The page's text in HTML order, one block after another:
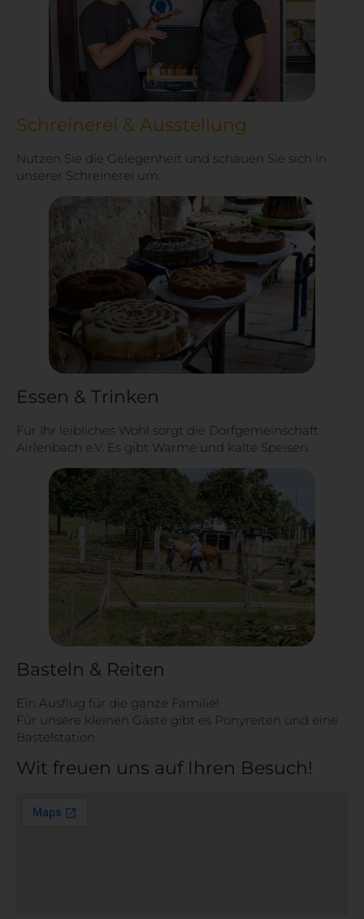
Schreinerei & Ausstellung
Nutzen Sie die Gelegenheit und schauen Sie sich in
unserer Schreinerei um.
Essen & Trinken
Für Ihr leibliches Wohl sorgt die Dorfgemeinschaft
Airlenbach e.V. Es gibt Warme und kalte Speisen.
Basteln & Reiten
Ein Ausflug für die ganze Familie!
Für unsere kleinen Gäste gibt es Ponyreiten und eine
Bastelstation.
Wit freuen uns auf Ihren Besuch!